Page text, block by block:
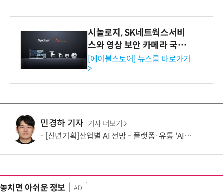
시놀로지, SK네트웍스서비
스와 영상 보안 카메라 국내
독점 판매 파트너십 체결
[에이블스토어] 뉴스룸 바로가기
>
민경하 기자 기사 더보기
[신년기획]산업별 AI 전망 - 플랫폼·유통 'AI 에이전트 시대' 개막
놓치면 아쉬운 정보 AD